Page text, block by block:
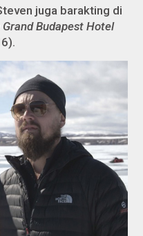
juga barakting di
Grand Budapest Hotel